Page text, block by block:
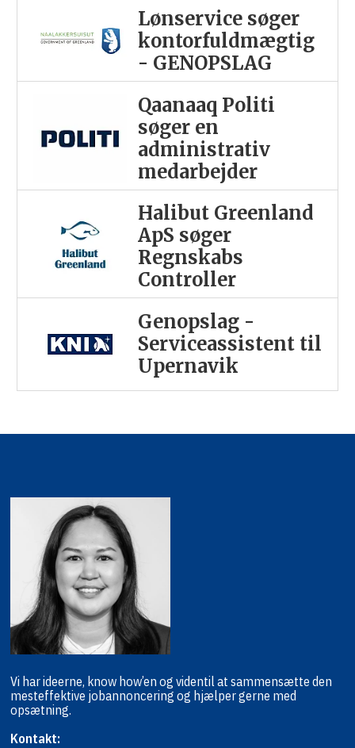
Lønservice søger
kontorfuldmægtig
- GENOPSLAG
Qaanaaq Politi
søger en
administrativ
medarbejder
Halibut Greenland
ApS søger
Regnskabs
Controller
Genopslag -
Serviceassistent til
Upernavik
Vi har ideerne, know how’en og videntil at sammensætte den
mesteffektive jobannoncering og hjælpergerne med
opsætning.
Kontakt: